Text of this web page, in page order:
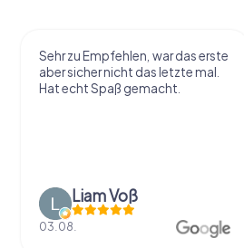
Sehr zu Empfehlen, war das erste
aber sicher nicht das letzte mal.
Hat echt Spaß gemacht.
Liam Voß
03.08.